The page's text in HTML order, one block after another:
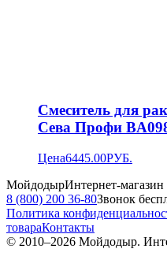
Смеситель для
Сева Профи
Цена6445.00РУБ.
МойдодырИнтернет-
8 (800) 200 36-80Звонок
Политика
товараКонтакты
© 2010–2026 Мойдодыр.